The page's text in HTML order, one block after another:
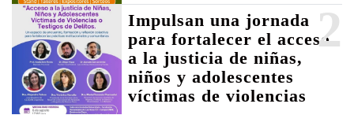
2
Impulsan una jornada
para fortalecer el acceso
a la justicia de niñas,
niños y adolescentes
víctimas de violencias